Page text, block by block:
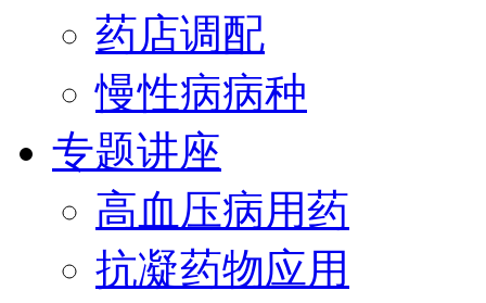
药店调配
慢性病病种
专题讲座
高血压病用药
抗凝药物应用